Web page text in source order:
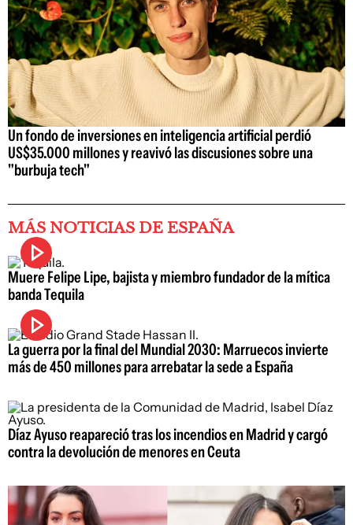
Un fondo de inversiones en inteligencia artificial perdió
US$35.000 millones y reavivó las discusiones sobre una
"burbuja tech"
MÁS NOTICIAS DE ESPAÑA
Muere Felipe Lipe, bajista y miembro fundador de la mítica
banda Tequila
La guerra por la final del Mundial 2030: Marruecos invierte
más de 450 millones para arrebatar la sede a España
Díaz Ayuso reapareció tras los incendios en Madrid y cargó
contra la devolución de menores en Ceuta